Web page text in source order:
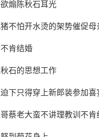
煽陈秋石耳光
不怕开水烫的架势催促
肯结婚
石的思想工作
下只得穿上新郎装参加
蔡老大蛮不讲理教训不